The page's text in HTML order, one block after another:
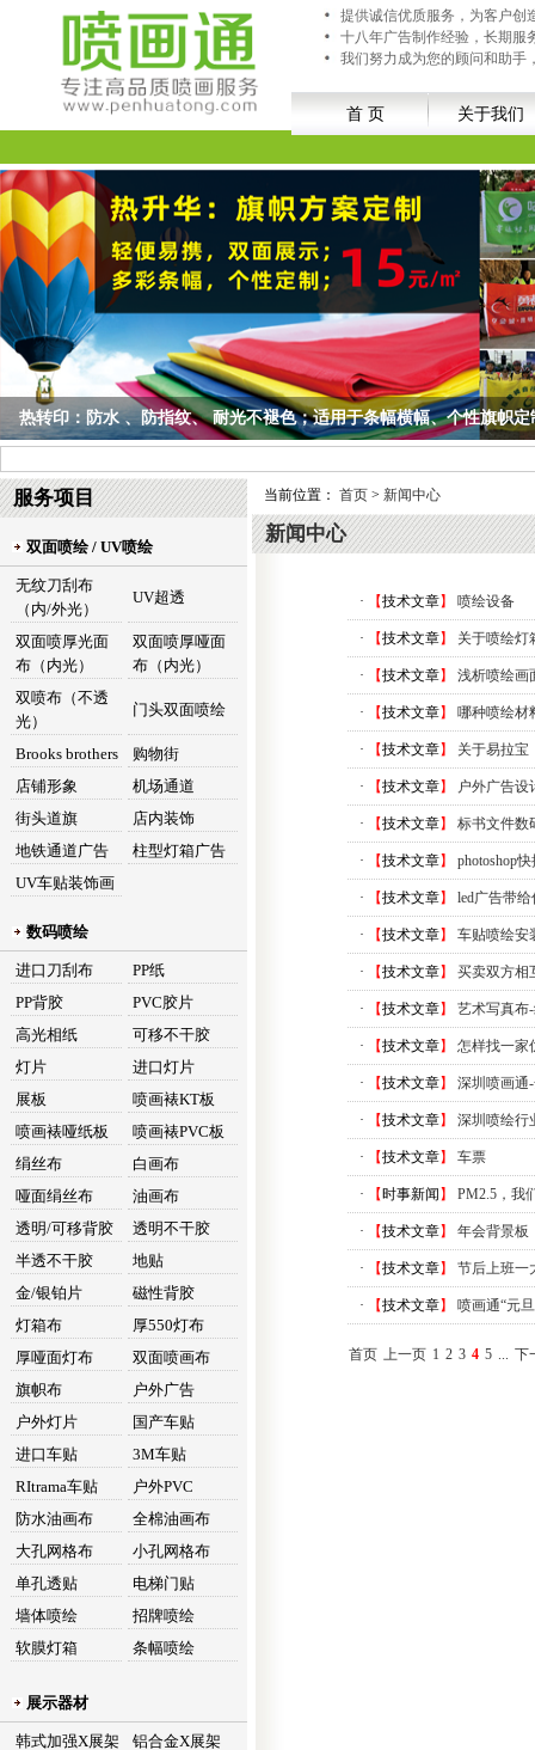
提供诚信优质服务，为客户创
十八年广告制作经验，长期服
我们努力成为您的顾问和助手
首 页 关于我们
喷画通，陈列道具制作：手举牌、立体字、商品货架、异形人像牌、
服务项目
双面喷绘 / UV喷绘
无纹刀刮布
（内/外光）
UV超透
双面喷厚光面
布（内光）
双面喷厚哑面
布（内光）
双喷布（不透
光）
门头双面喷绘
Brooks brothers
购物街
店铺形象
机场通道
街头道旗
店内装饰
地铁通道广告
柱型灯箱广告
UV车贴装饰画
数码喷绘
进口刀刮布
PP纸
PP背胶
PVC胶片
高光相纸
可移不干胶
灯片
进口灯片
展板
喷画裱KT板
喷画裱哑纸板
喷画裱PVC板
绢丝布
白画布
哑面绢丝布
油画布
透明/可移背胶
透明不干胶
半透不干胶
地贴
金/银铂片
磁性背胶
灯箱布
厚550灯布
厚哑面灯布
双面喷画布
旗帜布
户外广告
户外灯片
国产车贴
进口车贴
3M车贴
RItrama车贴
户外PVC
防水油画布
全棉油画布
大孔网格布
小孔网格布
单孔透贴
电梯门贴
墙体喷绘
招牌喷绘
软膜灯箱
条幅喷绘
展示器材
韩式加强X展架
铝合金X展架
当前位置： 首页> 新闻中心
新闻中心
· 【技术文章】 喷绘设备
· 【技术文章】 关于喷绘灯
· 【技术文章】 浅析喷绘画
· 【技术文章】 哪种喷绘材
· 【技术文章】 关于易拉宝
· 【技术文章】 户外广告设
· 【技术文章】 标书文件数
· 【技术文章】 photoshop
· 【技术文章】 led广告带
· 【技术文章】 车贴喷绘安
· 【技术文章】 买卖双方相
· 【技术文章】 艺术写真布
· 【技术文章】 怎样找一家
· 【技术文章】 深圳喷画通
· 【技术文章】 深圳喷绘行
· 【技术文章】 车票
· 【 时事新闻 】 PM2.5，我
· 【技术文章】 年会背景板
· 【技术文章】 节后上班一
· 【技术文章】 喷画通“元
首页 上一页 1 2 3 4 5 ... 下